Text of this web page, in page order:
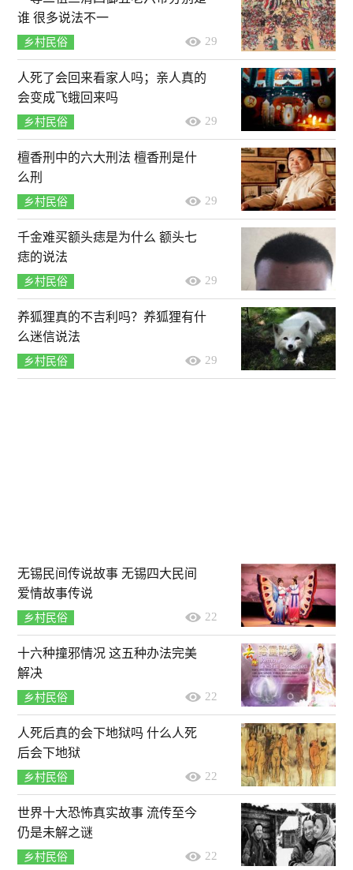
谁 很多说法不一
乡村民俗 29
人死了会回来看家人吗；亲人真的
会变成飞蛾回来吗
乡村民俗 29
檀香刑中的六大刑法 檀香刑是什
么刑
乡村民俗 29
千金难买额头痣是为什么 额头七
痣的说法
乡村民俗 29
养狐狸真的不吉利吗？养狐狸有什
么迷信说法
乡村民俗 29
无锡民间传说故事 无锡四大民间
爱情故事传说
乡村民俗 22
十六种撞邪情况 这五种办法完美
解决
乡村民俗 22
人死后真的会下地狱吗 什么人死
后会下地狱
乡村民俗 22
世界十大恐怖真实故事 流传至今
仍是未解之谜
乡村民俗 22